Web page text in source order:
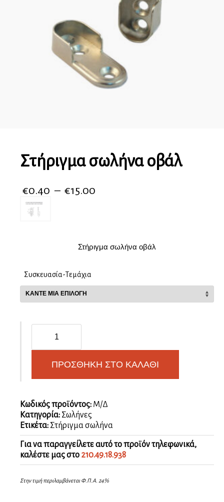
Στήριγμα σωλήνα οβάλ
€0.40 – €15.00
Στήριγμα σωλήνα οβάλ
Συσκευασία-Τεμάχια
σωλήνα
οβάλ
ποσότηταΠΡΟΣΘΉΚΗ ΣΤΟ ΚΑΛΆΘΙ
Κωδικός προϊόντος: Μ/Δ
Κατηγορία: Σωλήνες
Ετικέτα: Στήριγμα σωλήνα
Για να παραγγείλετε αυτό το προϊόν τηλεφωνικά,
καλέστε μας στο 210.49.18.938
Στην τιμή περιλαμβάνεται Φ.Π.Α. 24%